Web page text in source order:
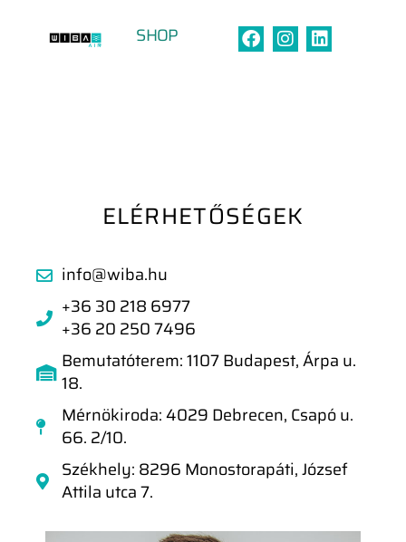
SHOP
Kapcsolat
ELÉRHETŐSÉGEK
info@wiba.hu
+36 30 218 6977
+36 20 250 7496
Bemutatóterem: 1107 Budapest, Árpa u.
18.
Mérnökiroda: 4029 Debrecen, Csapó u.
66. 2/10.
Székhely: 8296 Monostorapáti, József
Attila utca 7.